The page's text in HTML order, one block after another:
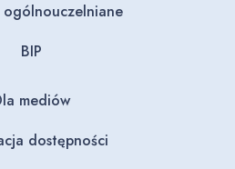
ogólnouczelniane
BIP
mediów
dostępności